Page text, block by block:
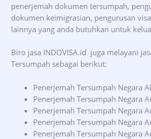
penerjemah dokumen tersumpah,
dokumen keimigrasian, pengurusan
lainnya yang anda butuhkan untuk
Biro jasa INDOVISA.id juga melayani
Tersumpah sebagai berikut:
Penerjemah Tersumpah Negara
Penerjemah Tersumpah Negara
Penerjemah Tersumpah Negara
Penerjemah Tersumpah Negara
Penerjemah Tersumpah Negara